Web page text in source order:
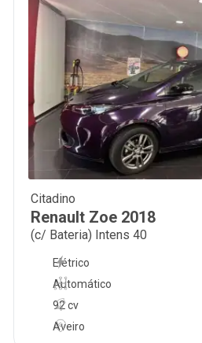
Citadino
Renault Zoe 2018
(c/ Bateria) Intens 40
Automático
92 cv
Elétrico
Aveiro